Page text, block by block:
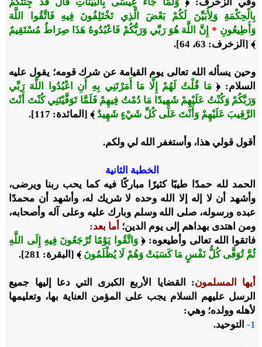
بِالْحِكْمَةِ وَلِأُبَيِّنَ لَكُمْ بَعْضَ الَّذِي تَخْتَلِفُونَ فِيهِ فَاتَّقُوا اللَّهَ
وَأَطِيعُونِ *إِنَّ اللَّهَ هُوَ رَبِّي وَرَبُّكُمْ فَاعْبُدُوهُ هَذَا صِرَاطٌ مُسْتَقِيمٌ
﴾ [الزخرف: 63، 64].
وحين يسأله الله تعالى يوم القيامة عن شرك قومه؛ يقول عليه
السلام: ﴿مَا قُلْتُ لَهُمْ إِلَّا مَا أَمَرْتَنِي بِهِ أَنِ اعْبُدُوا اللَّهَ رَبِّي
وَرَبَّكُمْ وَكُنْتُ عَلَيْهِمْ شَهِيدًا مَا دُمْتُ فِيهِمْ فَلَمَّا تَوَفَّيْتَنِي كُنْتَ أَنْتَ
الرَّقِيبَ عَلَيْهِمْ وَأَنْتَ عَلَى كُلِّ شَيْءٍ شَهِيدٌ ﴾ [المائدة: 117].
أقول قولي هذا، وأستغفر الله لي ولكم.
الخطبة الثانية
الحمد لله حمدًا طيبًا كثيرًا مباركًا فيه كما يحب ربنا ويرضى،
وأشهد أن لا إله إلا الله وحده لا شريك له، وأشهد أن محمدًا
عبده ورسوله، صلى الله وسلم وبارك عليه وعلى آله وأصحابه،
ومن اهتدى بهداهم إلى يوم الدين؛ أما بعد:
فاتقوا الله تعالى وأطيعوه: ﴿وَاتَّقُوا يَوْمًا تُرْجَعُونَ فِيهِ إِلَى اللَّهِ
ثُمَّ تُوَفَّى كُلُّ نَفْسٍ مَا كَسَبَتْ وَهُمْ لَا يُظْلَمُونَ ﴾ [البقرة: 281].
أيها المسلمون: القضايا الأربع الكبرى التي دعا إليها جميع
الرسل عليهم السلام يجب على المؤمن العناية بها، وتعليمها
لأهله وولده؛ وهي:
1-
لتوحيد.